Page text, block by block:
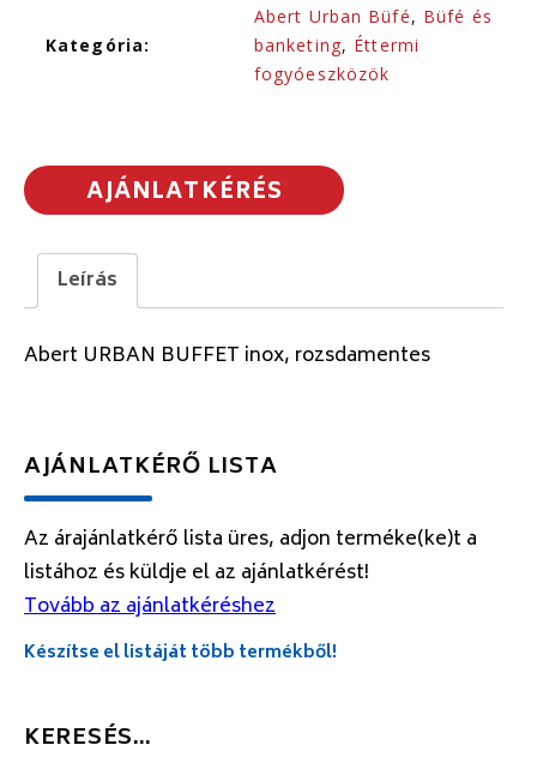
Kategória:
Abert Urban Büfé, Büfé és
banketing, Éttermi
fogyóeszközök
AJÁNLATKÉRÉS
Leírás
Abert URBAN BUFFET inox, rozsdamentes
AJÁNLATKÉRŐ LISTA
Az árajánlatkérő lista üres, adjon terméke(ke)t a
listához és küldje el az ajánlatkérést!
Tovább az ajánlatkéréshez
Készítse el listáját több termékből!
KERESÉS…